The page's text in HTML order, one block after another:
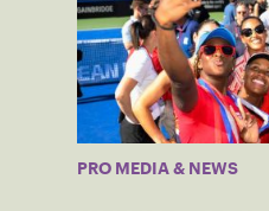
PRO MEDIA & NEWS